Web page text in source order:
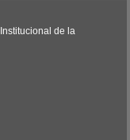
de la